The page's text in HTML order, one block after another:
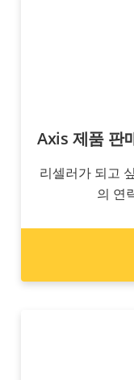
Axis 제품 판
리셀러가 되고
의 연